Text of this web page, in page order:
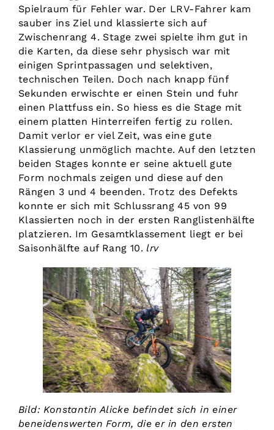
Spielraum für Fehler war. Der LRV-Fahrer kam
sauber ins Ziel und klassierte sich auf
Zwischenrang 4. Stage zwei spielte ihm gut in
die Karten, da diese sehr physisch war mit
einigen Sprintpassagen und selektiven,
technischen Teilen. Doch nach knapp fünf
Sekunden erwischte er einen Stein und fuhr
einen Plattfuss ein. So hiess es die Stage mit
einem platten Hinterreifen fertig zu rollen.
Damit verlor er viel Zeit, was eine gute
Klassierung unmöglich machte. Auf den letzten
beiden Stages konnte er seine aktuell gute
Form nochmals zeigen und diese auf den
Rängen 3 und 4 beenden. Trotz des Defekts
konnte er sich mit Schlussrang 45 von 99
Klassierten noch in der ersten Ranglistenhälfte
platzieren. Im Gesamtklassement liegt er bei
Saisonhälfte auf Rang 10. lrv
Bild: Konstantin Alicke befindet sich in einer
beneidenswerten Form, die er in den ersten